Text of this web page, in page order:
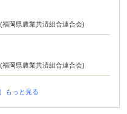
福岡県農業共済組合連合会)
福岡県農業共済組合連合会)
もっと見る